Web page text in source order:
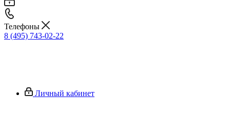
Телефоны
8 (495) 743-02-22
Личный кабинет